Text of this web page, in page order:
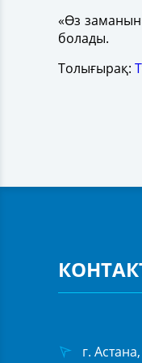
«Өз
болады.
Толығырақ:
г.